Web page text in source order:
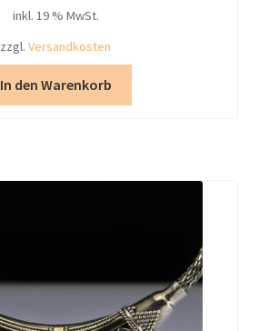
inkl. 19 % MwSt.
zzgl. Versandkosten
In den Warenkorb